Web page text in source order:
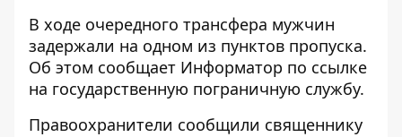
В ходе очередного трансфера мужчин
задержали на одном из пунктов пропуска.
Об этом сообщает Информатор по ссылке
на государственную пограничную службу.
Правоохранители сообщили священнику